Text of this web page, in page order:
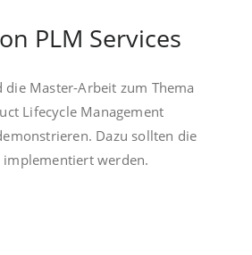
PLM Services
die Master-Arbeit zum Thema
Lifecycle Management
Dazu sollten die
implementiert werden.